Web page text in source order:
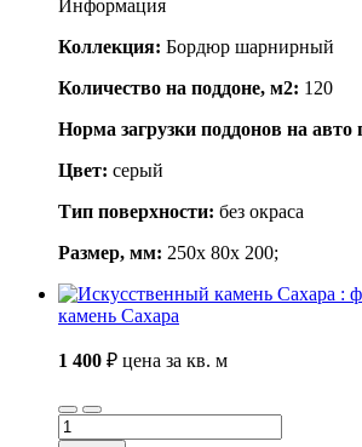
Информация
Коллекция: Бордюр шарнирный
Количество на поддоне, м2: 120
Норма загрузки поддонов на авто
Цвет: серый
Тип поверхности: без окраса
Размер, мм: 250x 80x 200;
камень Сахара
1 400 ₽ цена за кв. м